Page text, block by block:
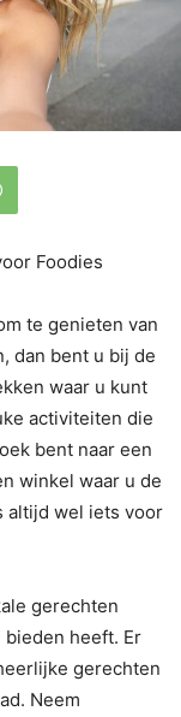
Foodies
te genieten van
dan bent u bij de
waar u kunt
activiteiten die
bent naar een
winkel waar u de
altijd wel iets voor
gerechten
heeft. Er
gerechten
Neem